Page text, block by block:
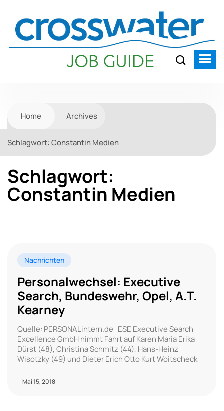
Home Archives
Schlagwort: Constantin Medien
Schlagwort:
Constantin Medien
Nachrichten
Personalwechsel: Executive
Search, Bundeswehr, Opel, A.T.
Kearney
Quelle: PERSONALintern.de ESE Executive Search
Excellence GmbH nimmt Fahrt auf Karen Maria Erika
Dürst (48), Christina Schmitz (44), Hans-Heinz
Wisotzky (49) und Dieter Erich Otto Kurt Woitscheck
Mai 15, 2018